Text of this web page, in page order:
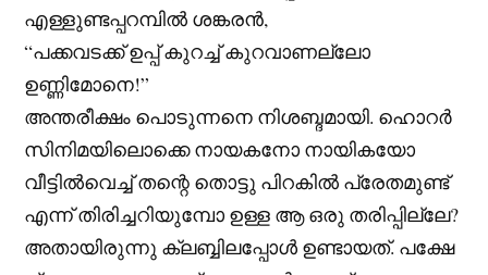
എള്ളുണ്ടപ്പറമ്പിൽ ശങ്കരൻ,
“പക്കവടക്ക് ഉപ്പ് കുറച്ച് കുറവാണല്ലോ
ഉണ്ണിമോനെ!”
അന്തരീക്ഷം പൊടുന്നനെ നിശബ്ദമായി. ഹൊറർ
സിനിമയിലൊക്കെ നായകനോ നായികയോ
വീട്ടിൽവെച്ച് തന്റെ തൊട്ടു പിറകിൽ പ്രേതമുണ്ട്
എന്ന് തിരിച്ചറിയുമ്പോ ഉള്ള ആ ഒരു തരിപ്പില്ലേ?
അതായിരുന്നു ക്ലബ്ബിലപ്പോൾ ഉണ്ടായത്. പക്ഷേ